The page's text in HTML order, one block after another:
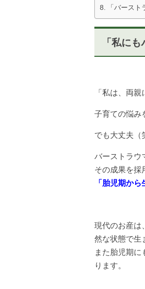
「バースト
「私に
「私は、両
子育ての悩み
でも大丈夫（
バーストラウ
その成果を採
「胎児期か
現代のお産は
然な状態で生
また胎児期
ります。